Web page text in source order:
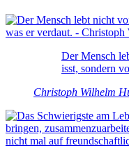
Der Mensch
isst, sondern
Christoph Wilhelm